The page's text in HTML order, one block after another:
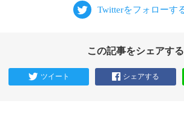
この記事をシェアする
ツイート シェアする